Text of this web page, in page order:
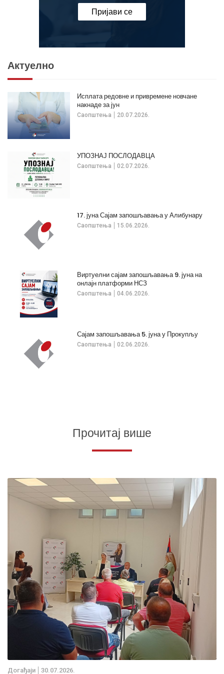
Пријави се
Актуелно
Саопштења 20.07.2026.
Исплата редовне и привремене новчане
накнаде за јун
Саопштења 02.07.2026.
УПОЗНАЈ ПОСЛОДАВЦА
Саопштења 15.06.2026.
17. јуна Сајам запошљавања у Алибунару
Саопштења 04.06.2026.
Виртуелни сајам запошљавања 9. јуна на
онлајн платформи НСЗ
Саопштења 02.06.2026.
Сајам запошљавања 5. јуна у Прокупљу
Прочитај више
Дoгађаjи 30.07.2026.